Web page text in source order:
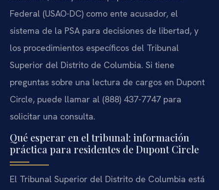
Federal (USAO-DC) como ente acusador, el
sistema de la PSA para decisiones de libertad, y
los procedimientos específicos del Tribunal
Superior del Distrito de Columbia. Si tiene
preguntas sobre una lectura de cargos en Dupont
Circle, puede llamar al (888) 437-7747 para
solicitar una consulta.
Qué esperar en el tribunal: información
práctica para residentes de Dupont Circle
El Tribunal Superior del Distrito de Columbia está